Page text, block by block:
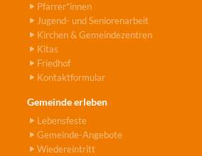
Pfarrer*innen
Jugend- und Seniorenarbeit
Kirchen & Gemeindezentren
Kitas
Friedhof
Kontaktformular
Gemeinde erleben
Lebensfeste
Gemeinde-Angebote
Wiedereintritt